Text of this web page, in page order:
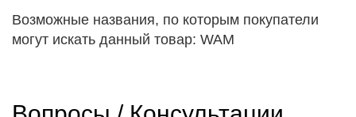
Возможные названия, по которым покупатели
могут искать данный товар: WAM